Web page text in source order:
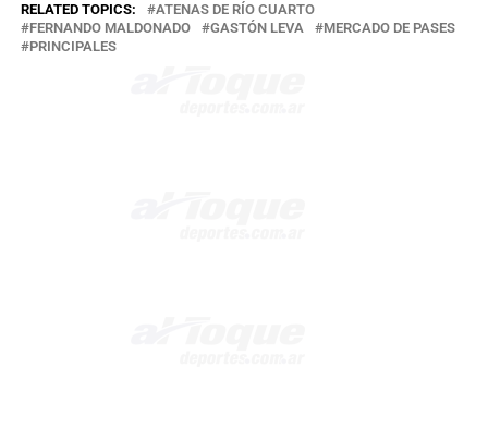
RELATED TOPICS:
ATENAS DE RÍO CUARTO
FERNANDO MALDONADO
GASTÓN LEVA
MERCADO DE PASES
PRINCIPALES